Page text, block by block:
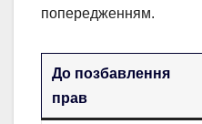
попередженням.
До позбавлення
прав